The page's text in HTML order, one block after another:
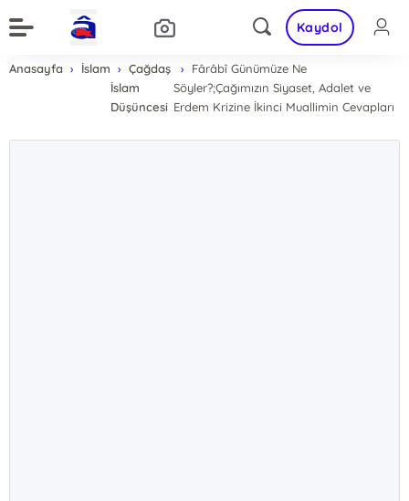
Kaydol
Anasayfa İslam
Çağdaş
İslam
Düşüncesi
Fârâbî Günümüze Ne
Söyler?;Çağımızın Siyaset, Adalet ve
Erdem Krizine İkinci Muallimin Cevapları